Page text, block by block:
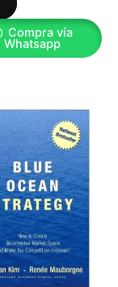
Compra vía
Whatsapp